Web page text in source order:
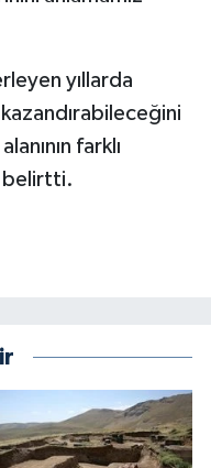
yıllarda
farklı
belirtti.